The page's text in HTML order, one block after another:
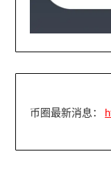
币圈最新消息：